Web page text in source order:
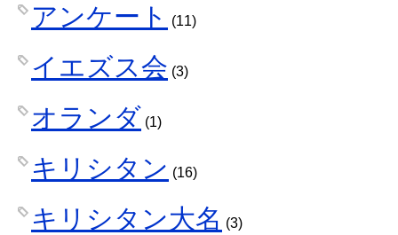
アンケート (11)
イエズス会 (3)
オランダ (1)
キリシタン (16)
キリシタン大名 (3)